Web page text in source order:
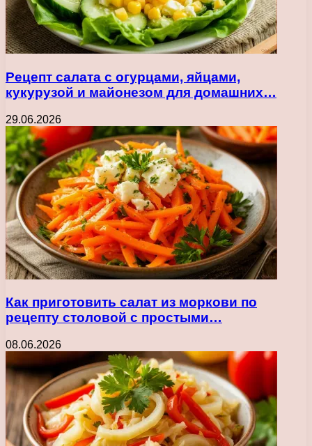
Рецепт салата с огурцами, яйцами,
кукурузой и майонезом для домашних…
29.06.2026
Как приготовить салат из моркови по
рецепту столовой с простыми…
08.06.2026